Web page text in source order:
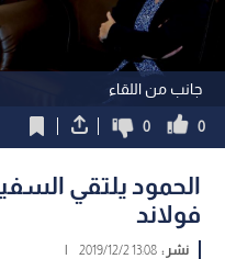
جانب من اللقاء
0
0
الحمود يلتقي
فولاند
نشر :13:08 2019/12/2
|